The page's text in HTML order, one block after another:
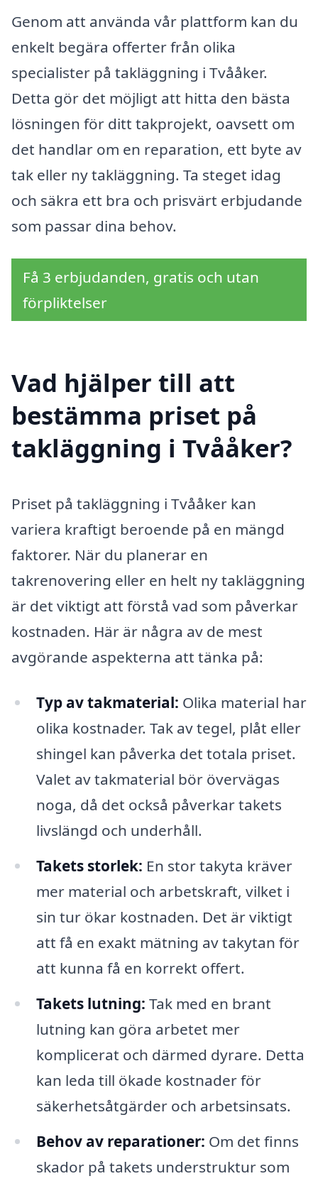
Genom att använda vår plattform kan du
enkelt begära offerter från olika
specialister på takläggning i Tvååker.
Detta gör det möjligt att hitta den bästa
lösningen för ditt takprojekt, oavsett om
det handlar om en reparation, ett byte av
tak eller ny takläggning. Ta steget idag
och säkra ett bra och prisvärt erbjudande
som passar dina behov.
Få 3 erbjudanden, gratis och utan
förpliktelser
Vad hjälper till att
bestämma priset på
takläggning i Tvååker?
Priset på takläggning i Tvååker kan
variera kraftigt beroende på en mängd
faktorer. När du planerar en
takrenovering eller en helt ny takläggning
är det viktigt att förstå vad som påverkar
kostnaden. Här är några av de mest
avgörande aspekterna att tänka på:
Typ av takmaterial: Olika material har
olika kostnader. Tak av tegel, plåt eller
shingel kan påverka det totala priset.
Valet av takmaterial bör övervägas
noga, då det också påverkar takets
livslängd och underhåll.
Takets storlek: En stor takyta kräver
mer material och arbetskraft, vilket i
sin tur ökar kostnaden. Det är viktigt
att få en exakt mätning av takytan för
att kunna få en korrekt offert.
Takets lutning: Tak med en brant
lutning kan göra arbetet mer
komplicerat och därmed dyrare. Detta
kan leda till ökade kostnader för
säkerhetsåtgärder och arbetsinsats.
Behov av reparationer: Om det finns
skador på takets understruktur som